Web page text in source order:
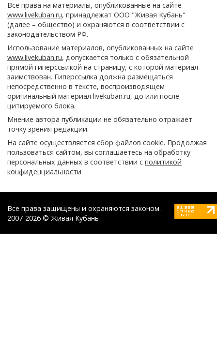
Все права на материалы, опубликованные на сайте
www.livekuban.ru, принадлежат ООО "Живая Кубань"
(далее – общество) и охраняются в соответствии с
законодательством РФ.
Использование материалов, опубликованных на сайте
www.livekuban.ru, допускается только с обязательной
прямой гиперссылкой на страницу, с которой материал
заимствован. Гиперссылка должна размещаться
непосредственно в тексте, воспроизводящем
оригинальный материал livekuban.ru, до или после
цитируемого блока.
Мнение автора публикации не обязательно отражает
точку зрения редакции.
На сайте осуществляется сбор файлов cookie. Продолжая
пользоваться сайтом, вы соглашаетесь на обработку
персональных данных в соответствии с политикой
конфиденциальности
Все права защищены и охраняются законом.
2007-2026 © Живая Кубань